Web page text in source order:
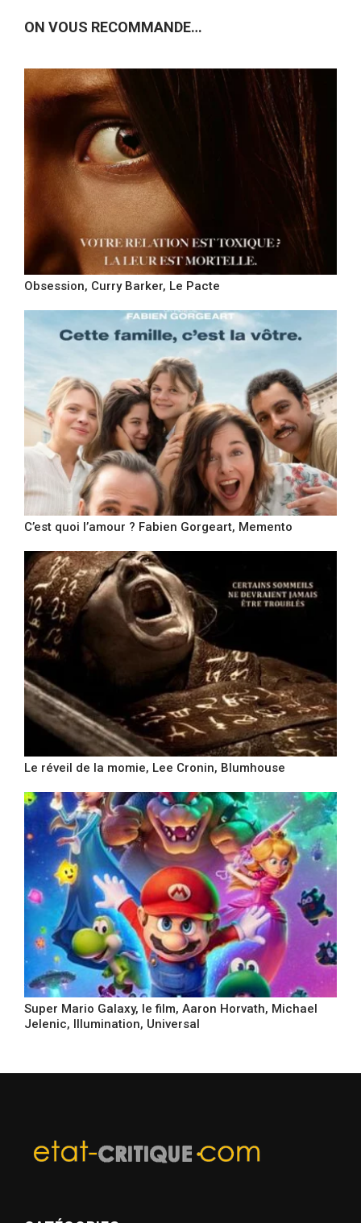
ON VOUS RECOMMANDE…
Obsession, Curry Barker, Le Pacte
C’est quoi l’amour ? Fabien Gorgeart, Memento
Le réveil de la momie, Lee Cronin, Blumhouse
Super Mario Galaxy, le film, Aaron Horvath, Michael
Jelenic, Illumination, Universal